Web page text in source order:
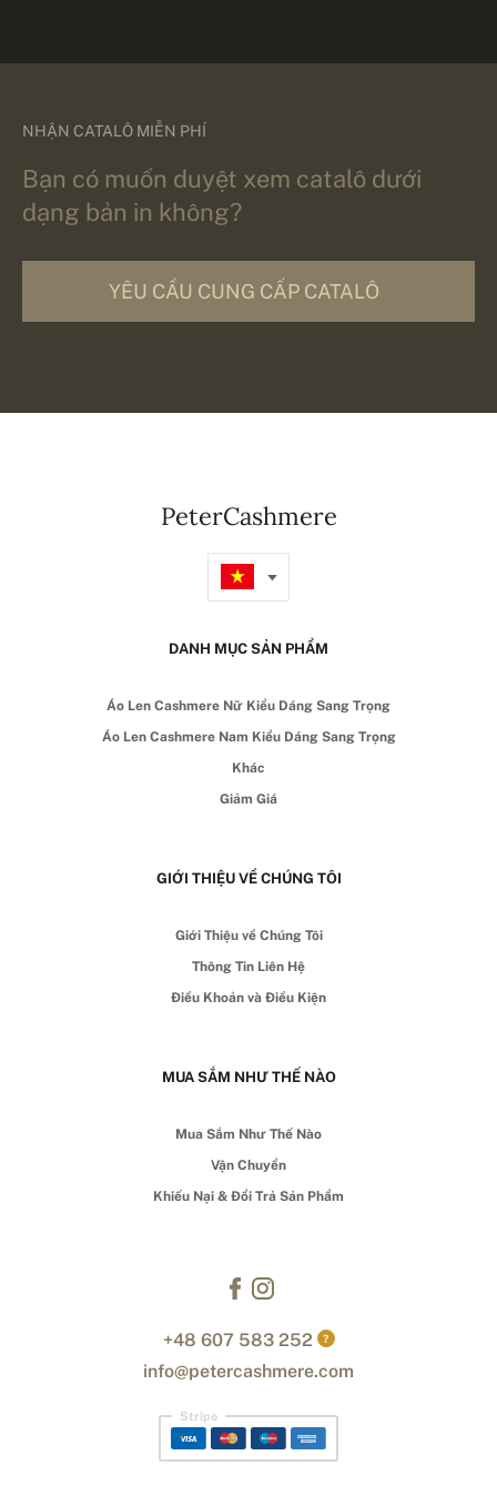
NHẬN CATALÔ MIỄN PHÍ
Bạn có muốn duyệt xem catalô dưới
dạng bản in không?
YÊU CẦU CUNG CẤP CATALÔ
PeterCashmere
DANH MỤC SẢN PHẨM
Áo Len Cashmere Nữ Kiểu Dáng Sang Trọng
Áo Len Cashmere Nam Kiểu Dáng Sang Trọng
Khác
Giảm Giá
GIỚI THIỆU VỀ CHÚNG TÔI
Giới Thiệu về Chúng Tôi
Thông Tin Liên Hệ
Điều Khoản và Điều Kiện
MUA SẮM NHƯ THẾ NÀO
Mua Sắm Như Thế Nào
Vận Chuyển
Khiếu Nại & Đổi Trả Sản Phẩm
+48 607 583 252 ?
info@petercashmere.com
Stripe